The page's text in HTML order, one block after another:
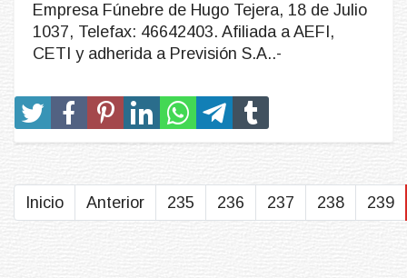
Empresa Fúnebre de Hugo Tejera, 18 de Julio
1037, Telefax: 46642403. Afiliada a AEFI,
CETI y adherida a Previsión S.A..-
Inicio Anterior 235 236 237 238 239